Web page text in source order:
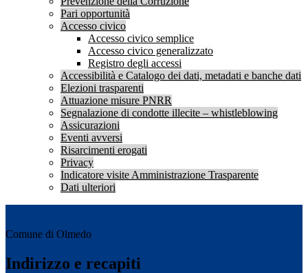
Pari opportunità
Accesso civico
Accesso civico semplice
Accesso civico generalizzato
Registro degli accessi
Accessibilità e Catalogo dei dati, metadati e banche dati
Elezioni trasparenti
Attuazione misure PNRR
Segnalazione di condotte illecite – whistleblowing
Assicurazioni
Eventi avversi
Risarcimenti erogati
Privacy
Indicatore visite Amministrazione Trasparente
Dati ulteriori
Comune di Olmedo
Indirizzo e recapiti